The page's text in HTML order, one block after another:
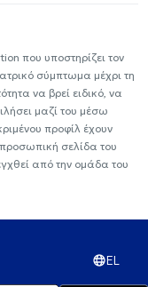
που υποστηρίζει τον
σύμπτωμα μέχρι τη
να βρεί ειδικό, να
μαζί του μέσω
προφίλ έχουν
σελίδα του
από την ομάδα του
EL